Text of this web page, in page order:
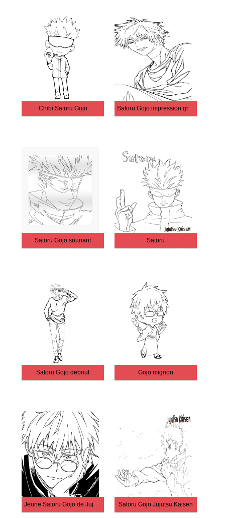
Chibi Satoru Gojo Satoru Gojo impression gratuite
Satoru Gojo souriant Satoru
Satoru Gojo debout Gojo mignon
Jeune Satoru Gojo de Jujutsu Kaisen Satoru Gojo Jujutsu Kaisen